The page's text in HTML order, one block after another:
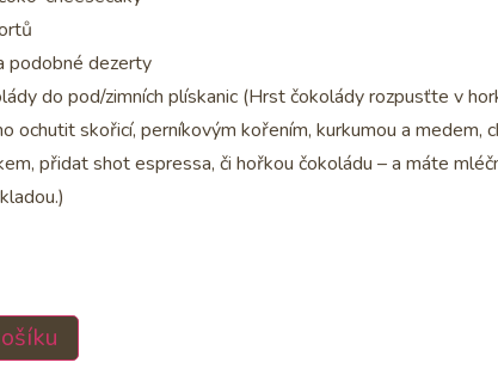
podobné dezerty
do pod/zimních plískanic (Hrst čokolády rozpusťte v
ochutit skořicí, perníkovým kořením, kurkumou a medem,
přidat shot espressa, či hořkou čokoládu – a máte